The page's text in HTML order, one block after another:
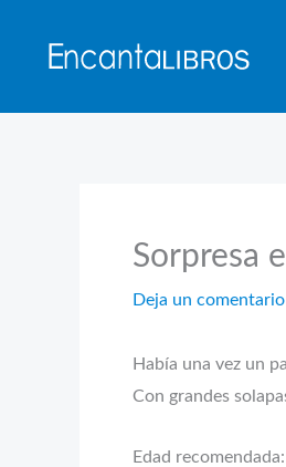
Sorpresa
Deja un comentario
Había una vez un
Con grandes
Edad